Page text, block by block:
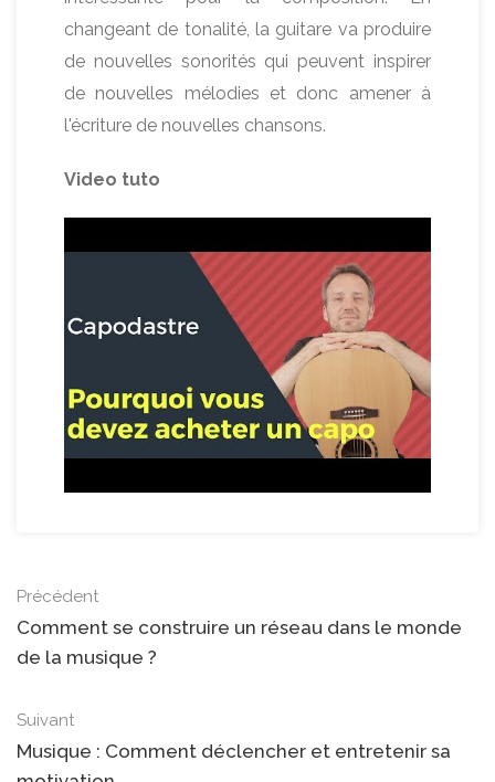
changeant de tonalité, la guitare va produire
de nouvelles sonorités qui peuvent inspirer
de nouvelles mélodies et donc amener à
l'écriture de nouvelles chansons.
Video tuto
Précédent
Comment se construire un réseau dans le monde
de la musique ?
Suivant
Musique : Comment déclencher et entretenir sa